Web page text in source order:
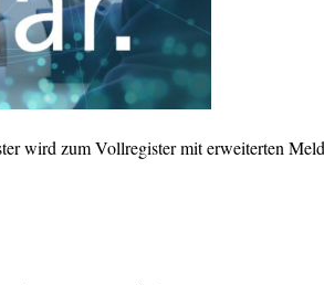
wird zum Vollregister mit erweiterten